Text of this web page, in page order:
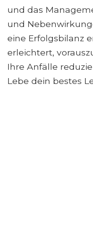
und das
und
eine Erfolgsbilanz
erleichtert,
Ihre Anfälle
Lebe dein bestes